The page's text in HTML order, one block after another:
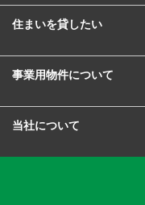
住まいを貸したい
事業用物件について
当社について